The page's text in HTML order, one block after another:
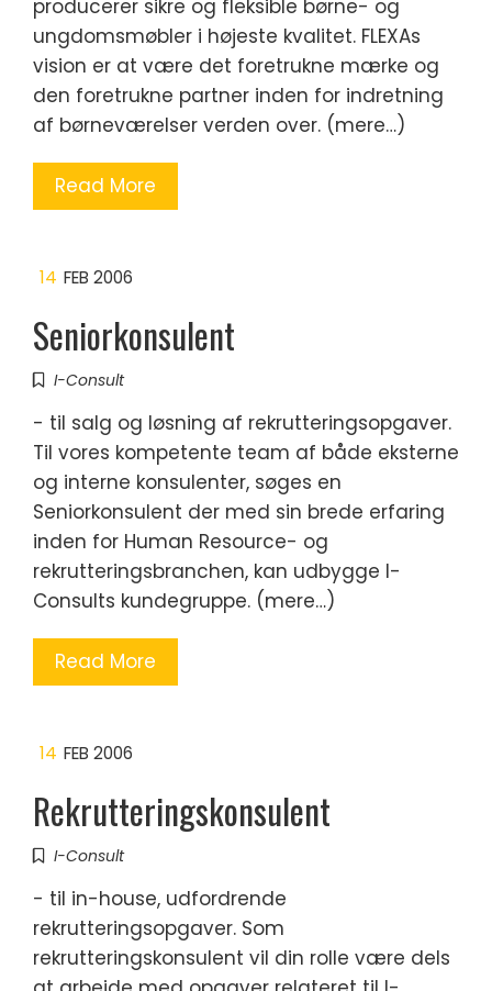
producerer sikre og fleksible børne- og
ungdomsmøbler i højeste kvalitet. FLEXAs
vision er at være det foretrukne mærke og
den foretrukne partner inden for indretning
af børneværelser verden over. (mere…)
Read More
14 FEB 2006
Seniorkonsulent
I-Consult
- til salg og løsning af rekrutteringsopgaver.
Til vores kompetente team af både eksterne
og interne konsulenter, søges en
Seniorkonsulent der med sin brede erfaring
inden for Human Resource- og
rekrutteringsbranchen, kan udbygge I-
Consults kundegruppe. (mere…)
Read More
14 FEB 2006
Rekrutteringskonsulent
I-Consult
- til in-house, udfordrende
rekrutteringsopgaver. Som
rekrutteringskonsulent vil din rolle være dels